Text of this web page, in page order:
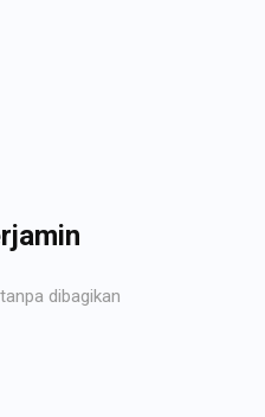
dibagikan